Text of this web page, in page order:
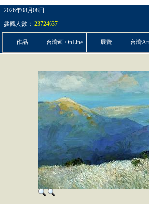
2026年08月08日
參觀人數： 23724637
作品 台灣画 OnLine 展覽 台灣